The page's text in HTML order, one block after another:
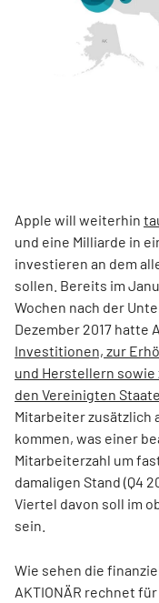
Apple will weiterhin
und eine Milliarde in
investieren an dem
sollen. Bereits im
Wochen nach der
Dezember 2017 hatte
Investitionen, zur
und Herstellern
den Vereinigten
Mitarbeiter zusätzlich
kommen, was einer
Mitarbeiterzahl um
damaligen Stand (Q4
Viertel davon soll im
sein.
Wie sehen die
AKTIONÄR rechnet